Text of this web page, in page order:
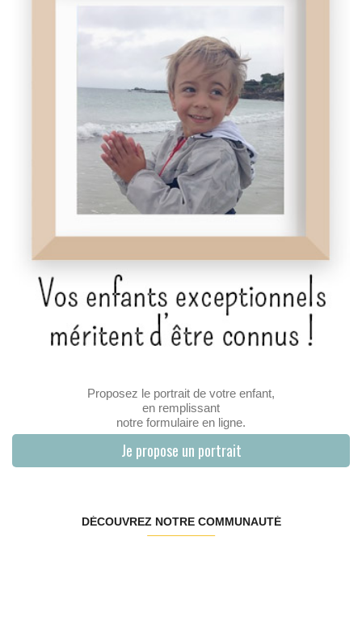
Proposez le portrait de votre enfant,
en remplissant
notre formulaire en ligne.
Je propose un portrait
DÉCOUVREZ NOTRE COMMUNAUTÉ